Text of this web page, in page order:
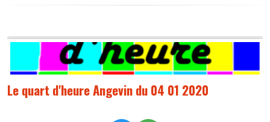
Le quart d'heure Angevin du 04 01 2020